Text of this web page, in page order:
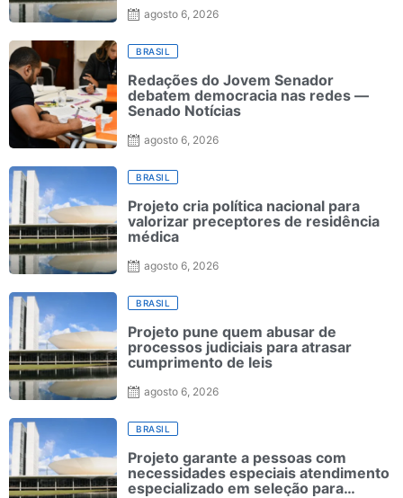
agosto 6, 2026
BRASIL
Redações do Jovem Senador
debatem democracia nas redes —
Senado Notícias
agosto 6, 2026
BRASIL
Projeto cria política nacional para
valorizar preceptores de residência
médica
agosto 6, 2026
BRASIL
Projeto pune quem abusar de
processos judiciais para atrasar
cumprimento de leis
agosto 6, 2026
BRASIL
Projeto garante a pessoas com
necessidades especiais atendimento
especializado em seleção para